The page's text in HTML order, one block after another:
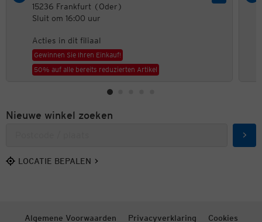
15236 Frankfurt (Oder)
Sluit om 16:00 uur
Acties in dit filiaal
Gewinnen Sie Ihren Einkauf!
50% auf alle bereits reduzierten Artikel
Nieuwe winkel zoeken
LOCATIE BEPALEN
Algemene Voorwaarden Privacyverklaring Cookies